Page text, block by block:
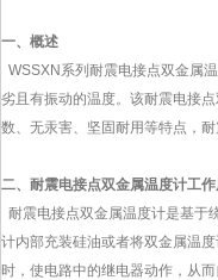
一、概述
WSSXN系列耐震电接点双金属
劣且有振动的温度。该耐震电接
数、无汞害、坚固耐用等特点，
二、耐震电接点双金属温度计工
耐震电接点双金属温度计是基于
计内部充装硅油或者将双金属温
时，使电路中的继电器动作，从而